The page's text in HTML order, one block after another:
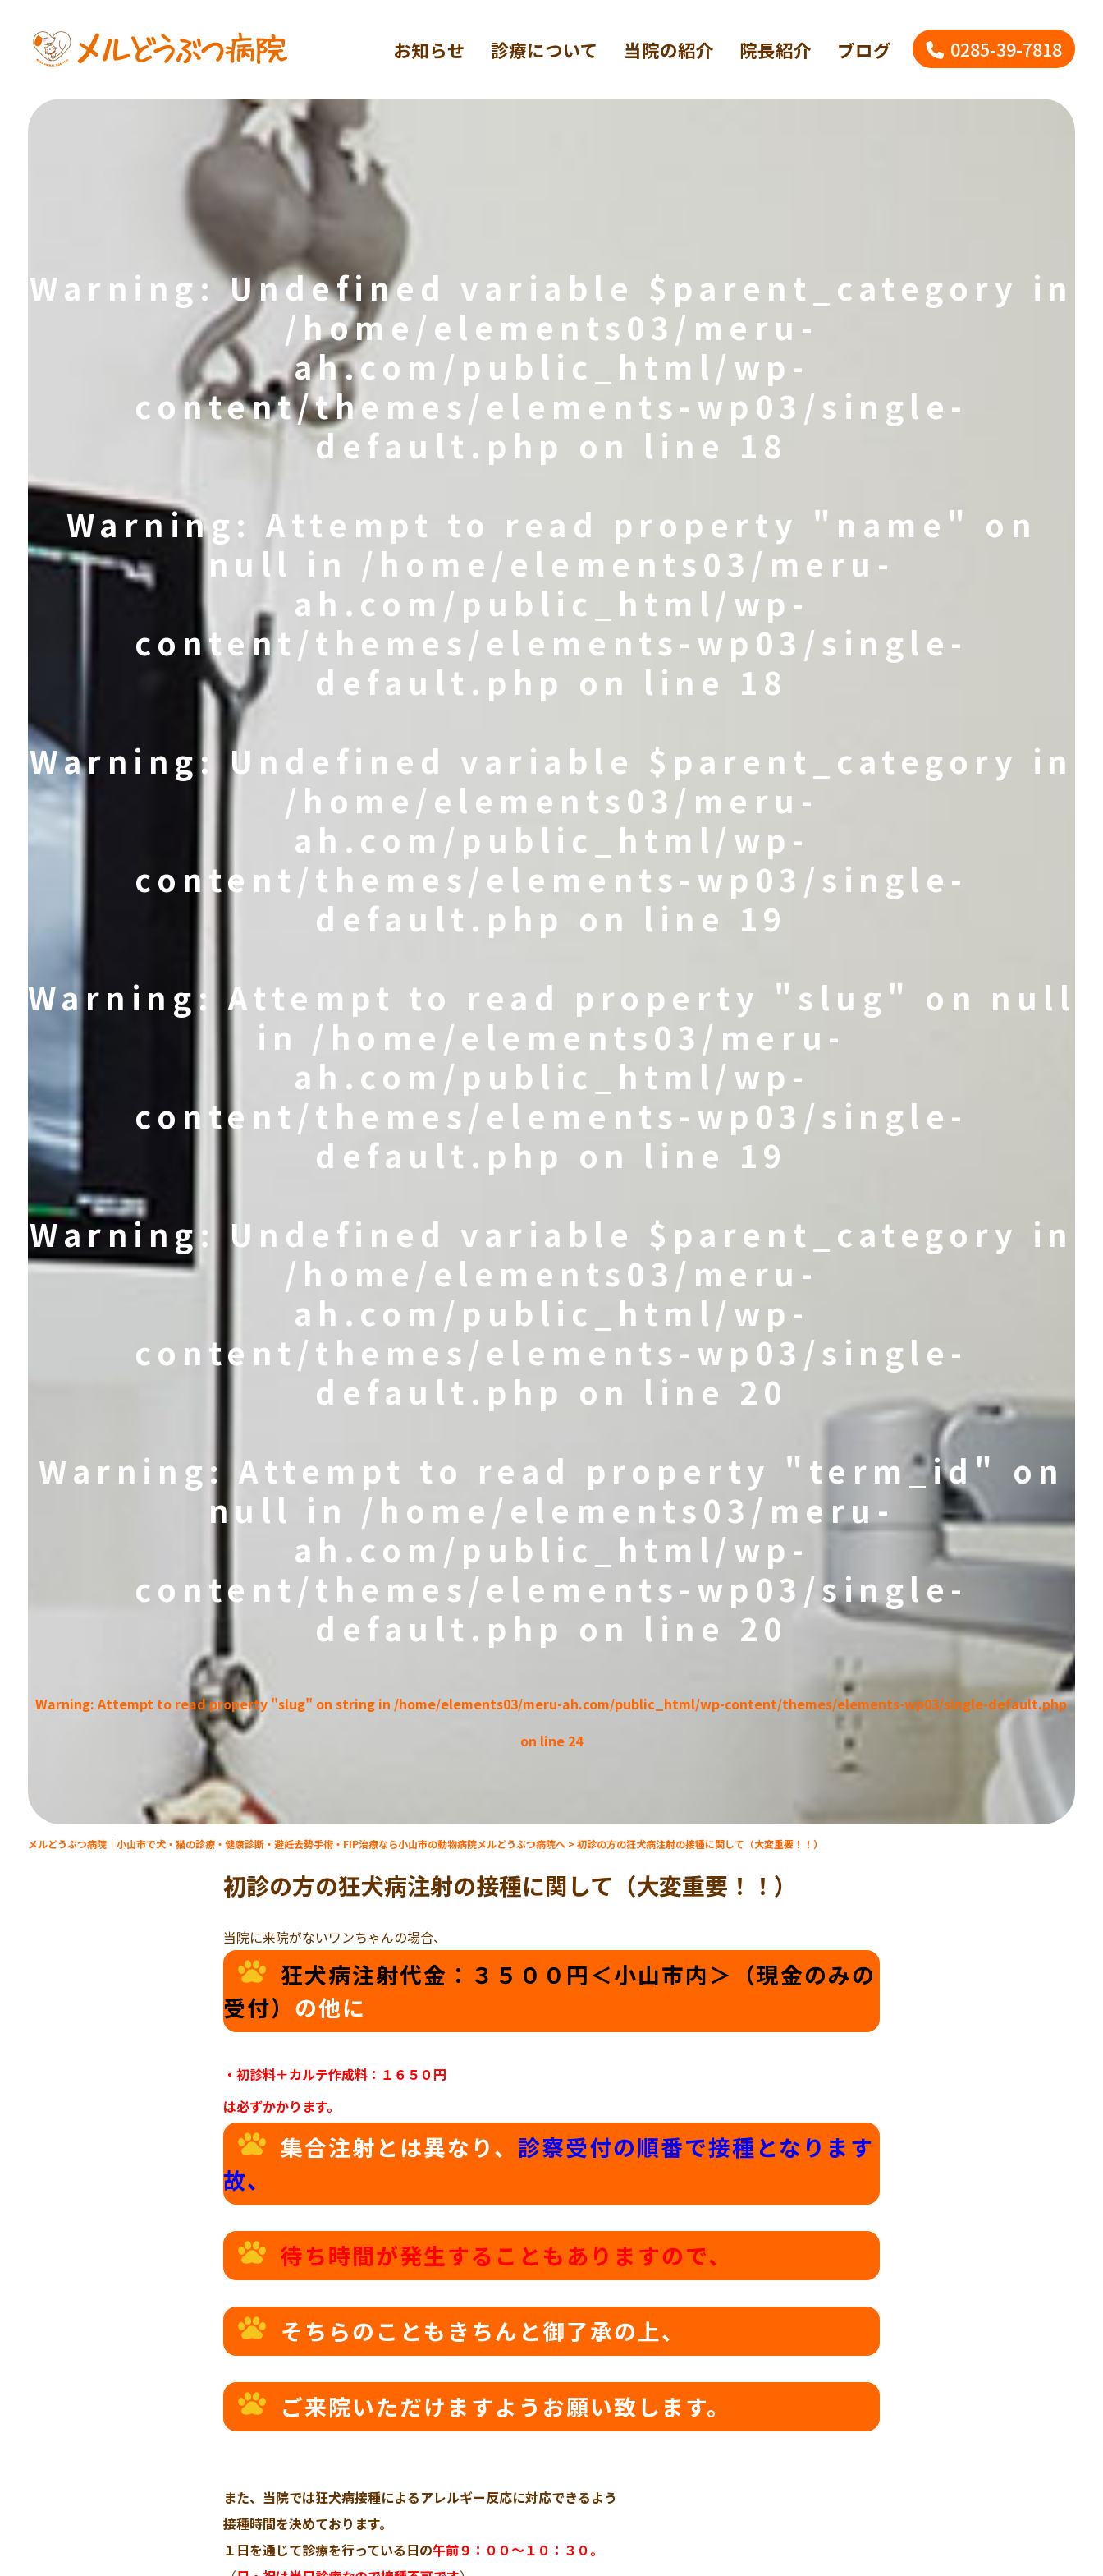
お知らせ 診療について 当院の紹介 院長紹介 ブログ 0285-39-7818
Warning : Undefined variable $parent_category in
/home/elements03/meru-
ah.com/public_html/wp-
content/themes/elements-wp03/single-
default.php on line 18
Warning : Attempt to read property "name" on
null in /home/elements03/meru-
ah.com/public_html/wp-
content/themes/elements-wp03/single-
default.php on line 18
Warning : Undefined variable $parent_category in
/home/elements03/meru-
ah.com/public_html/wp-
content/themes/elements-wp03/single-
default.php on line 19
Warning : Attempt to read property "slug" on null
in /home/elements03/meru-
ah.com/public_html/wp-
content/themes/elements-wp03/single-
default.php on line 19
Warning : Undefined variable $parent_category in
/home/elements03/meru-
ah.com/public_html/wp-
content/themes/elements-wp03/single-
default.php on line 20
Warning : Attempt to read property "term_id" on
null in /home/elements03/meru-
ah.com/public_html/wp-
content/themes/elements-wp03/single-
default.php on line 20
Warning: Attempt to read property "slug" on string in /home/elements03/meru-ah.com/public_html/wp-content/themes/elements-wp03/single-default.php
on line 24
メルどうぶつ病院｜小山市で犬・猫の診療・健康診断・避妊去勢手術・FIP治療なら小山市の動物病院メルどうぶつ病院へ> 初診の方の狂犬病注射の接種に関して（大変重要！！）
初診の方の狂犬病注射の接種に関して（大変重要！！）
当院に来院がないワンちゃんの場合、
狂犬病注射代金：３５００円＜小山市内＞（現金のみの
受付） の他に
・初診料＋カルテ作成料：１６５０円
は必ずかかります。
集合注射とは異なり、 診察受付の順番で接種となります
故、
待ち時間が発生することもありますので、
そちらのこともきちんと御了承の上、
ご来院いただけますようお願い致します。
また、当院では狂犬病接種によるアレルギー反応に対応できるよう
接種時間を決めております。
１日を通じて診療を行っている日の午前９：００〜１０：３０。